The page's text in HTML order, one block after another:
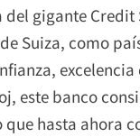
gigante Credit
Suiza, como
excelencia
este banco
hasta ahora